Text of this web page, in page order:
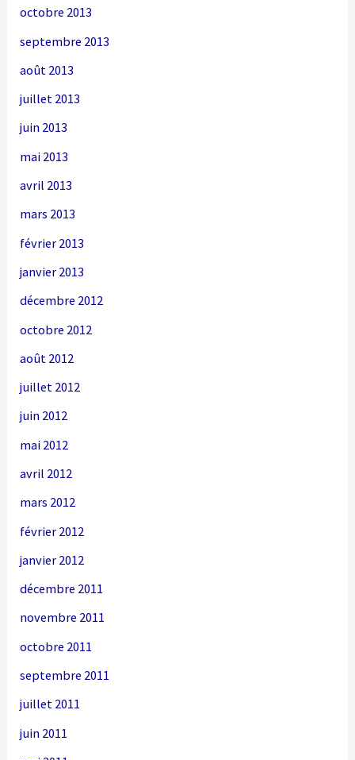
octobre 2013
septembre 2013
août 2013
juillet 2013
juin 2013
mai 2013
avril 2013
mars 2013
février 2013
janvier 2013
décembre 2012
octobre 2012
août 2012
juillet 2012
juin 2012
mai 2012
avril 2012
mars 2012
février 2012
janvier 2012
décembre 2011
novembre 2011
octobre 2011
septembre 2011
juillet 2011
juin 2011